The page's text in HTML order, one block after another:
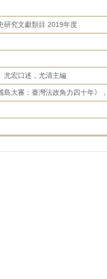
研究文獻類目 2019年度
尤宏口述，尤清主編
島大審：臺灣法政角力四十年》